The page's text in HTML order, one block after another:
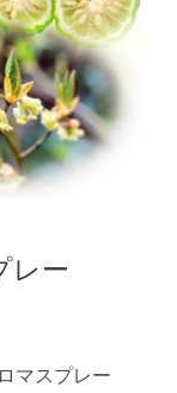
レー
マスプレー